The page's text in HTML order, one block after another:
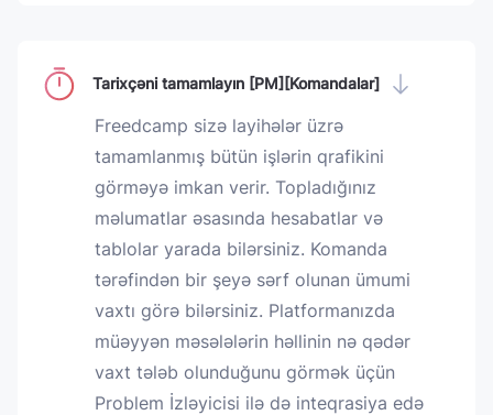
Tarixçəni tamamlayın [PM][Komandalar]
Freedcamp sizə layihələr üzrə
tamamlanmış bütün işlərin qrafikini
görməyə imkan verir. Topladığınız
məlumatlar əsasında hesabatlar və
tablolar yarada bilərsiniz. Komanda
tərəfindən bir şeyə sərf olunan ümumi
vaxtı görə bilərsiniz. Platformanızda
müəyyən məsələlərin həllinin nə qədər
vaxt tələb olunduğunu görmək üçün
Problem İzləyicisi ilə də inteqrasiya edə